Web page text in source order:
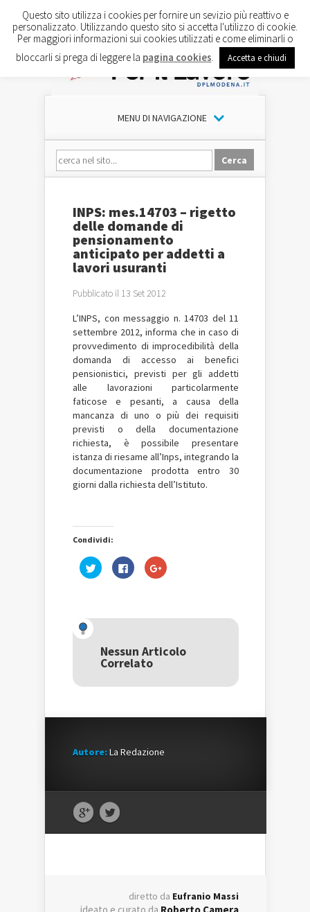
MENU DI NAVIGAZIONE
INPS: mes.14703 – rigetto
delle domande di
pensionamento
anticipato per addetti a
lavori usuranti
Pubblicato il 13 Set 2012
L’INPS, con messaggio n. 14703 del 11
settembre 2012, informa che in caso di
provvedimento di improcedibilità della
domanda di accesso ai benefici
pensionistici, previsti per gli addetti
alle lavorazioni particolarmente
faticose e pesanti, a causa della
mancanza di uno o più dei requisiti
previsti o della documentazione
richiesta, è possibile presentare
istanza di riesame all’Inps, integrando la
documentazione prodotta entro 30
giorni dalla richiesta dell’Istituto.
Condividi:
Fai
clic
una
nuova
finestra)
Fai
clic
nuova
finestra)
Fai
clic
una
nuova
Nessun Articolo
Correlato
Autore:La Redazione
diretto da Eufranio Massi
Questo sito utilizza i cookies per fornire un sevizio più reattivo e
personalizzato. Utilizzando questo sito si accetta l'utilizzo di cookie.
Per maggiori informazioni sui cookies utilizzati e come eliminarli o
bloccarli si prega di leggere la pagina cookies Accetta e chiudi